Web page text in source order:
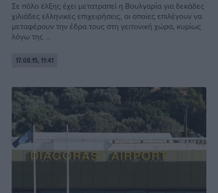
Σε πόλο έλξης έχει μετατραπεί η Βουλγαρία για δεκάδες
χιλιάδες ελληνικές επιχειρήσεις, οι οποίες επιλέγουν να
μεταφέρουν την έδρα τους στη γειτονική χώρα, κυρίως
λόγω της ...
17.08.15, 11:41